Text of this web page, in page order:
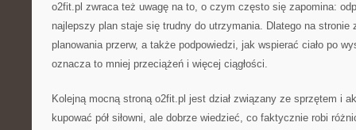
o2fit.pl zwraca też uwagę na to, o czym często się zapomina:
najlepszy plan staje się trudny do utrzymania. Dlatego na stronie
planowania przerw, a także podpowiedzi, jak wspierać ciało po
oznacza to mniej przeciążeń i więcej ciągłości.
Kolejną mocną stroną o2fit.pl jest dział związany ze sprzętem i
kupować pół siłowni, ale dobrze wiedzieć, co faktycznie robi